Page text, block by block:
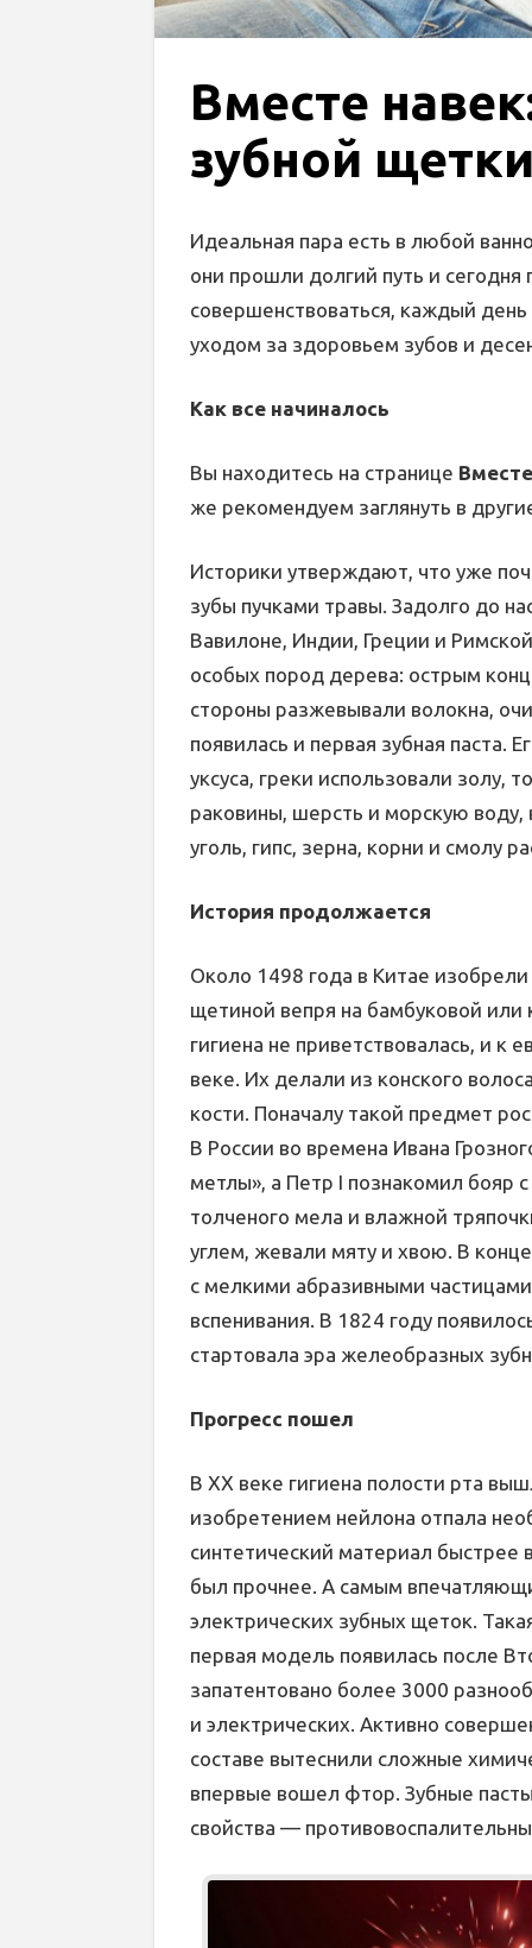
Вместе
зубной
Идеальная пара есть в любой
они прошли долгий путь и
совершенствоваться, каждый
уходом за здоровьем зубов и
Как все начиналось
Вы находитесь на странице
же рекомендуем заглянуть в
Историки утверждают, что уже
зубы пучками травы. Задолго до
Вавилоне, Индии, Греции и
особых пород дерева: острым
стороны разжевывали волокна,
появилась и первая зубная паста.
уксуса, греки использовали золу,
раковины, шерсть и морскую
уголь, гипс, зерна, корни и смолу
История продолжается
Около 1498 года в Китае
щетиной вепря на бамбуковой или
гигиена не приветствовалась, и к
веке. Их делали из конского
кости. Поначалу такой предмет
В России во времена Ивана
метлы», а Петр I познакомил бояр
толченого мела и влажной
углем, жевали мяту и хвою. В
с мелкими абразивными
вспенивания. В 1824 году
стартовала эра желеобразных
Прогресс пошел
В XX веке гигиена полости рта
изобретением нейлона отпала
синтетический материал быстрее
был прочнее. А самым
электрических зубных щеток.
первая модель появилась после
запатентовано более 3000
и электрических. Активно
составе вытеснили сложные
впервые вошел фтор. Зубные
свойства —